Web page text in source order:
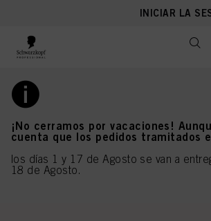
INICIAR LA
¡No cerramos por vacaciones!
cuenta que los pedidos tramitados
los días 1 y 17 de Agosto se van a
18 de Agosto.